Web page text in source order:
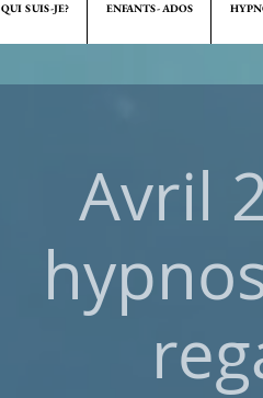
QUI SUIS-JE? ENFANTS- ADOS
Avril